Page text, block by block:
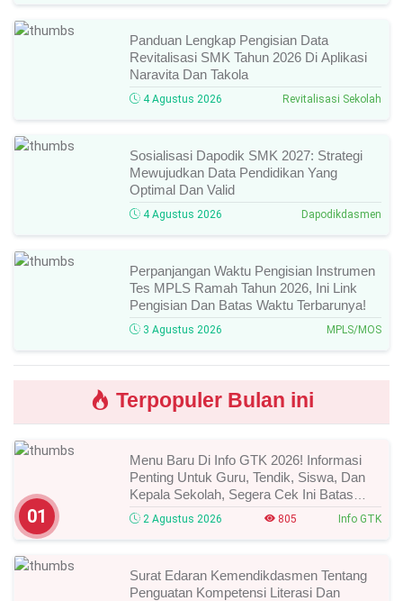
Panduan Lengkap Pengisian Data
Revitalisasi SMK Tahun 2026 Di Aplikasi
Naravita Dan Takola
4 Agustus 2026 Revitalisasi Sekolah
Sosialisasi Dapodik SMK 2027: Strategi
Mewujudkan Data Pendidikan Yang
Optimal Dan Valid
4 Agustus 2026 Dapodikdasmen
Perpanjangan Waktu Pengisian Instrumen
Tes MPLS Ramah Tahun 2026, Ini Link
Pengisian Dan Batas Waktu Terbarunya!
3 Agustus 2026 MPLS/MOS
Terpopuler Bulan ini
01
Menu Baru Di Info GTK 2026! Informasi
Penting Untuk Guru, Tendik, Siswa, Dan
Kepala Sekolah, Segera Cek Ini Batas
Waktunya!
2 Agustus 2026 805 Info GTK
Surat Edaran Kemendikdasmen Tentang
Penguatan Kompetensi Literasi Dan